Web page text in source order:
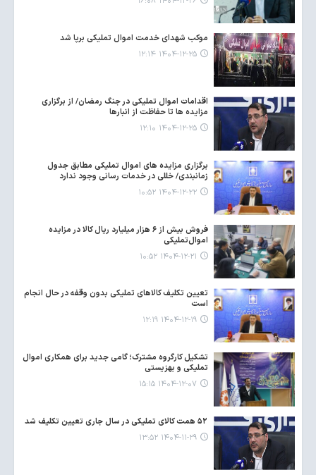
موکب شهدای خدمت اموال تملیکی برپا شد
۱۴۰۴-۱۲-۲۵ ۱۲:۱۴
اقدامات اموال تملیکی در جنگ رمضان/ از برگزاری
مزایده ها تا حفاظت از انبارها
۱۴۰۴-۱۲-۲۵ ۱۲:۱۰
برگزاری مزایده های اموال تملیکی مطابق جدول
زمانبندی/ خللی در خدمات رسانی وجود ندارد
۱۴۰۴-۱۲-۲۲ ۱۰:۵۲
فروش بیش از ۶ هزار میلیارد ریال کالا در مزایده
اموال‌تملیکی
۱۴۰۴-۱۲-۲۱ ۱۰:۵۲
تعیین تکلیف کالاهای تملیکی بدون وقفه در حال انجام
است
۱۴۰۴-۱۲-۱۹ ۱۲:۱۹
تشکیل کارگروه مشترک؛ گامی جدید برای همکاری اموال
تملیکی و بهزیستی
۱۴۰۴-۱۲-۰۷ ۱۵:۱۵
۱۴۰۴-۱۱-۲۹ ۱۳:۵۲